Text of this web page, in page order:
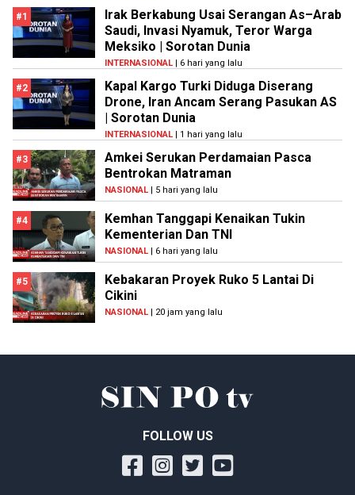
#1
Irak Berkabung Usai Serangan As–Arab
Saudi, Invasi Nyamuk, Teror Warga
Meksiko | Sorotan Dunia
INTERNASIONAL | 6 hari yang lalu
#2
Kapal Kargo Turki Diduga Diserang
Drone, Iran Ancam Serang Pasukan AS
| Sorotan Dunia
INTERNASIONAL | 1 hari yang lalu
#3
Amkei Serukan Perdamaian Pasca
Bentrokan Matraman
NASIONAL | 5 hari yang lalu
#4
Kemhan Tanggapi Kenaikan Tukin
Kementerian Dan TNI
NASIONAL | 6 hari yang lalu
#5
Kebakaran Proyek Ruko 5 Lantai Di
Cikini
NASIONAL | 20 jam yang lalu
FOLLOW US